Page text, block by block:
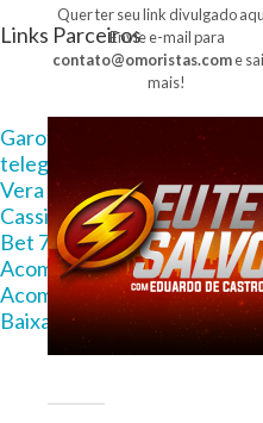
Quer ter seu link divulgado
Envie e-mail para
contato@omoristas.come
mais!
Links Parceiros
Garota de Programa em
telegram 18
Vera bet
CassinoPix
Bet 7k
Acompanhantes Fortaleza
Acompanhantes e garotas
Baixa Filmes Torrent